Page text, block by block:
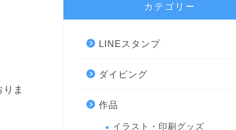
ま
カテゴリー
LINEスタンプ
ダイビング
作品
イラスト・印刷グッズ